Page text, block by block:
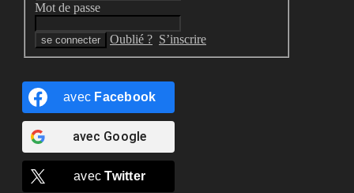
Mot de passe
Oublié ? S’inscrire
avec Facebook
avec Google
avecTwitter